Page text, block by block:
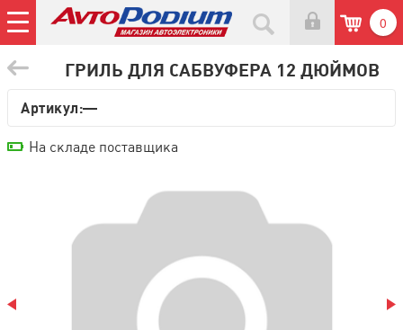
0
ГРИЛЬ ДЛЯ САБВУФЕРА 12 ДЮЙМОВ
Артикул:—
На складе поставщика